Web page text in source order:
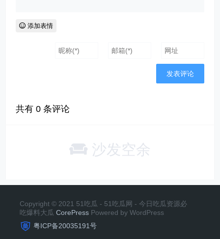
添加表情
共有0 条评论
沙发空余
Copyright © 2021 51吃瓜 - 51吃瓜网 - 今日吃瓜资源必
吃爆料大瓜 CorePress Powered by WordPress
粤ICP备20035191号